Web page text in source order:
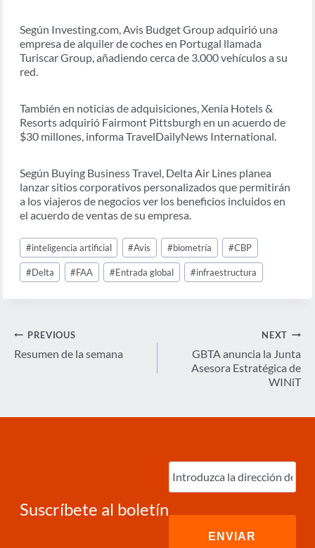
Según Investing.com, Avis Budget Group adquirió una
empresa de alquiler de coches en Portugal llamada
Turiscar Group, añadiendo cerca de 3.000 vehículos a su
red.
También en noticias de adquisiciones, Xenia Hotels &
Resorts adquirió Fairmont Pittsburgh en un acuerdo de
$30 millones, informa TravelDailyNews International.
Según Buying Business Travel, Delta Air Lines planea
lanzar sitios corporativos personalizados que permitirán
a los viajeros de negocios ver los beneficios incluidos en
el acuerdo de ventas de su empresa.
Post
Tags:
#inteligencia artificial #Avis #biometría #CBP
#Delta #FAA #Entrada global #infraestructura
Navegación
de
PREVIOUS
Resumen de la semana
NEXT
GBTA anuncia la Junta
Asesora Estratégica de
WINiT
Suscríbete al boletín
Ingrese
correo
electrónico